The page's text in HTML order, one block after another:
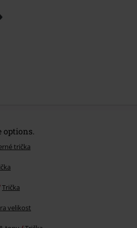
options.
trička
Trička
velikost